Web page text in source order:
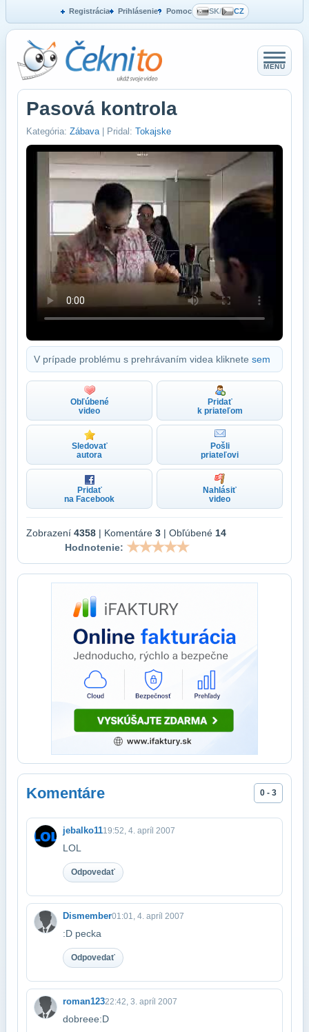
Registrácia Prihlásenie Pomoc SK/ CZ
MENU
Pasová kontrola
Kategória: Zábava | Pridal: Tokajske
V prípade problému s prehrávaním videa kliknete sem
Obľúbené
video
Pridať
k priateľom
Sledovať
autora
Pošli
priateľovi
Pridať
na Facebook
Nahlásiť
video
Zobrazení 4358 | Komentáre 3 | Obľúbené 14
Hodnotenie:
Komentáre 0 - 3
jebalko1119:52, 4. apríl 2007
LOL
Odpovedať
Dismember01:01, 4. apríl 2007
:D pecka
Odpovedať
roman12322:42, 3. apríl 2007
dobreee:D